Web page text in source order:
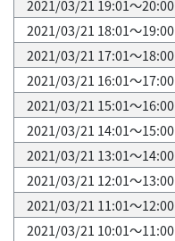
2021/03/21 19:01～20:00
2021/03/21 18:01～19:00
2021/03/21 17:01～18:00
2021/03/21 16:01～17:00
2021/03/21 15:01～16:00
2021/03/21 14:01～15:00
2021/03/21 13:01～14:00
2021/03/21 12:01～13:00
2021/03/21 11:01～12:00
2021/03/21 10:01～11:00